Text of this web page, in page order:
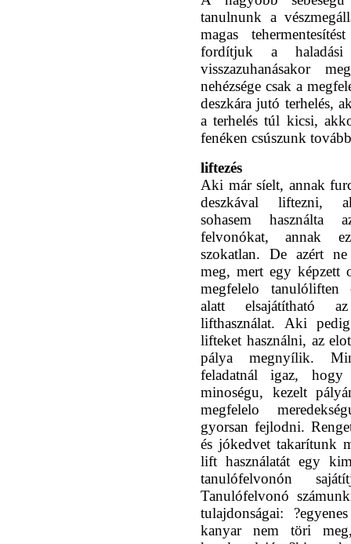
tanulnunk a
magas
fordítjuk a
visszazuhanásakor
nehézsége csak a
deszkára jutó terhelés,
a terhelés túl kicsi,
fenéken csúszunk
liftezés
Aki már síelt, annak
deszkával liftezni,
sohasem használta
felvonókat, annak
szokatlan. De azért
meg, mert egy képzett
megfelelo tanulóliften
alatt elsajátítható
lifthasználat. Aki
lifteket használni, az
pálya megnyílik.
feladatnál igaz,
minoségu, kezelt
megfelelo
gyorsan fejlodni.
és jókedvet takarítunk
lift használatát egy
tanulófelvonón
Tanulófelvonó
tulajdonságai:
kanyar nem töri